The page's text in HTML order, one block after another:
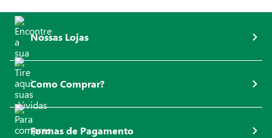
Nossas Lojas
Como Comprar?
Formas de Pagamento